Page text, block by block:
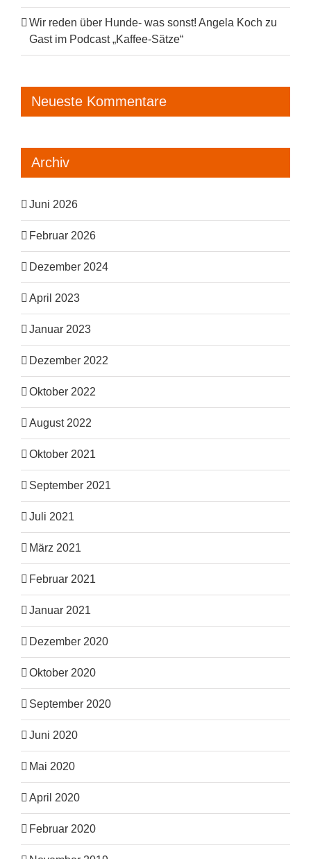
Wir reden über Hunde- was sonst! Angela Koch zu
Gast im Podcast „Kaffee-Sätze“
Neueste Kommentare
Archiv
Juni 2026
Februar 2026
Dezember 2024
April 2023
Januar 2023
Dezember 2022
Oktober 2022
August 2022
Oktober 2021
September 2021
Juli 2021
März 2021
Februar 2021
Januar 2021
Dezember 2020
Oktober 2020
September 2020
Juni 2020
Mai 2020
April 2020
Februar 2020